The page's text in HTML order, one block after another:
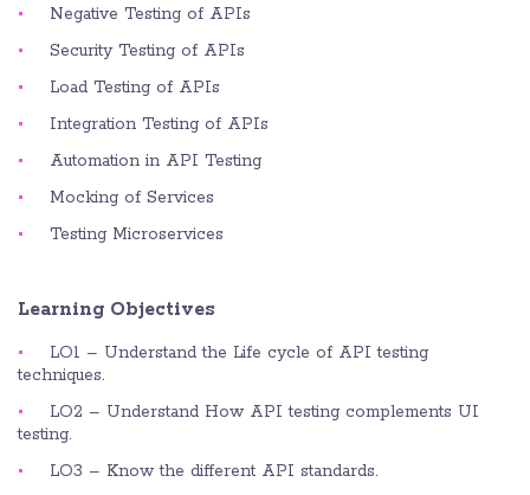
Negative Testing of APIs
Security Testing of APIs
Load Testing of APIs
Integration Testing of APIs
Automation in API Testing
Mocking of Services
Testing Microservices
Learning Objectives
LO1 – Understand the Life cycle of API testing
techniques.
LO2 – Understand How API testing complements UI
testing.
LO3 – Know the different API standards.